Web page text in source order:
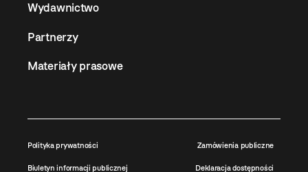
Wydawnictwo
Partnerzy
Materiały prasowe
Polityka prywatności Zamówienia publiczne
Biuletyn informacji publicznej Deklaracja dostępności